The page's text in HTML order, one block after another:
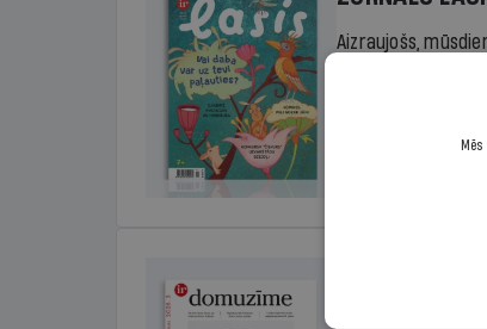
Aizraujošs,